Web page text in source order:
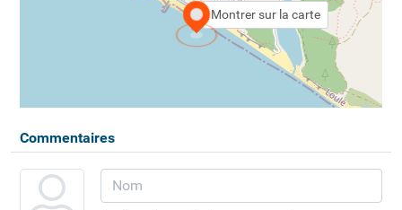
Montrer sur la carte
Commentaires